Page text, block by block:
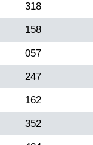
318
158
057
247
162
352